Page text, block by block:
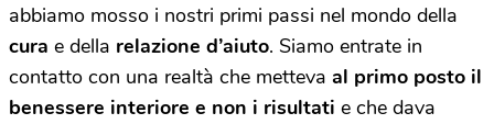
abbiamo mosso i nostri primi passi nel mondo della
cura e della relazione d’aiuto. Siamo entrate in
contatto con una realtà che metteva al primo posto il
benessere interiore e non i risultati e che dava